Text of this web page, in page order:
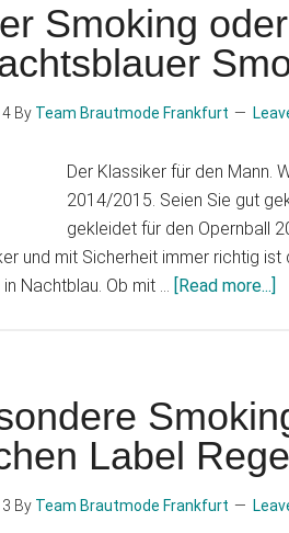
Smoking
By Team Brautmode Frankfurt
Der Klassiker für den Mann.
2014/2015. Seien Sie gut
gekleidet für den Opernball
und mit Sicherheit immer richtig
Nachtblau. Ob mit … [Read more...]
Label
By Team Brautmode Frankfurt